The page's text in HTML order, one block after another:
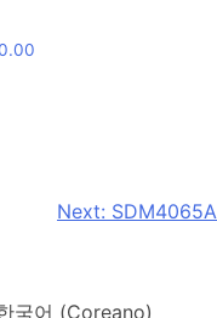
Next: SDM4065A
국어 (Coreano)